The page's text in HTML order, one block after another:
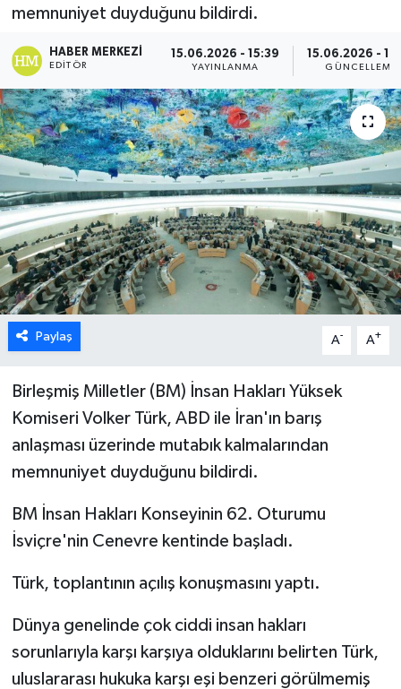
memnuniyet duyduğunu bildirdi.
HABER MERKEZI
EDITÖR
15.06.2026 - 15:39
YAYINLANMA
15.06.2026 -
GÜNCELLEME
Paylaş A- A+
Birleşmiş Milletler (BM) İnsan Hakları Yüksek
Komiseri Volker Türk, ABD ile İran'ın barış
anlaşması üzerinde mutabık kalmalarından
memnuniyet duyduğunu bildirdi.
BM İnsan Hakları Konseyinin 62. Oturumu
İsviçre'nin Cenevre kentinde başladı.
Türk, toplantının açılış konuşmasını yaptı.
Dünya genelinde çok ciddi insan hakları
sorunlarıyla karşı karşıya olduklarını belirten Türk,
uluslararası hukuka karşı eşi benzeri görülmemiş
ESENTEPE
GAZİMAĞUSA
GİRNE
GÜNDEM
GÜNEY KIBRIS
İÇ HABERLER
KÜLTÜR SANAT
LAPTA
LEFKOŞA
MAGAZİN
Nöbetçi Eczaneler
ÖZEL HABER
SAĞLIK